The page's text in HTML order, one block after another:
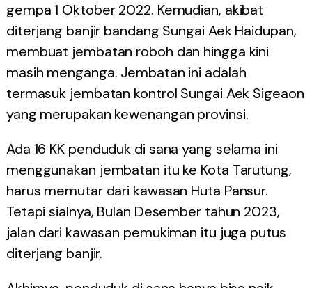
gempa 1 Oktober 2022. Kemudian, akibat
diterjang banjir bandang Sungai Aek Haidupan,
membuat jembatan roboh dan hingga kini
masih menganga. Jembatan ini adalah
termasuk jembatan kontrol Sungai Aek Sigeaon
yang merupakan kewenangan provinsi.
Ada 16 KK penduduk di sana yang selama ini
menggunakan jembatan itu ke Kota Tarutung,
harus memutar dari kawasan Huta Pansur.
Tetapi sialnya, Bulan Desember tahun 2023,
jalan dari kawasan pemukiman itu juga putus
diterjang banjir.